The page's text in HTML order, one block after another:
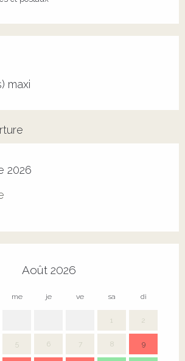
maxi
2026
Août 2026
me je ve sa di
1 2
5 6 7 8 9